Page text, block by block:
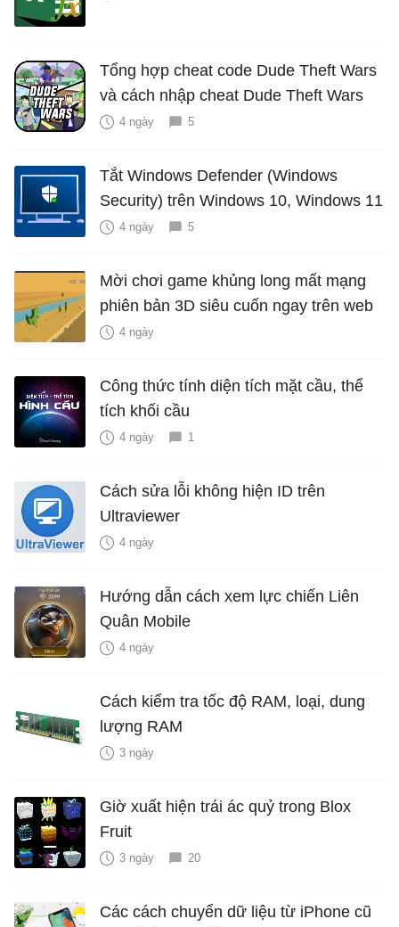
Tổng hợp cheat code Dude Theft Wars
và cách nhập cheat Dude Theft Wars
4 ngày 5
Tắt Windows Defender (Windows
Security) trên Windows 10, Windows 11
4 ngày 5
Mời chơi game khủng long mất mạng
phiên bản 3D siêu cuốn ngay trên web
4 ngày
Công thức tính diện tích mặt cầu, thể
tích khối cầu
4 ngày 1
Cách sửa lỗi không hiện ID trên
Ultraviewer
4 ngày
Hướng dẫn cách xem lực chiến Liên
Quân Mobile
4 ngày
Cách kiểm tra tốc độ RAM, loại, dung
lượng RAM
3 ngày
Giờ xuất hiện trái ác quỷ trong Blox
Fruit
3 ngày 20
Các cách chuyển dữ liệu từ iPhone cũ